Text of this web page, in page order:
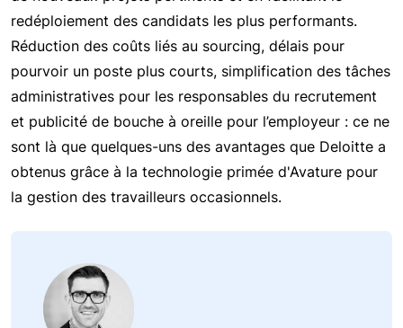
redéploiement des candidats les plus performants.
Réduction des coûts liés au sourcing, délais pour
pourvoir un poste plus courts, simplification des tâches
administratives pour les responsables du recrutement
et publicité de bouche à oreille pour l’employeur : ce ne
sont là que quelques-uns des avantages que Deloitte a
obtenus grâce à la technologie primée d'Avature pour
la gestion des travailleurs occasionnels.